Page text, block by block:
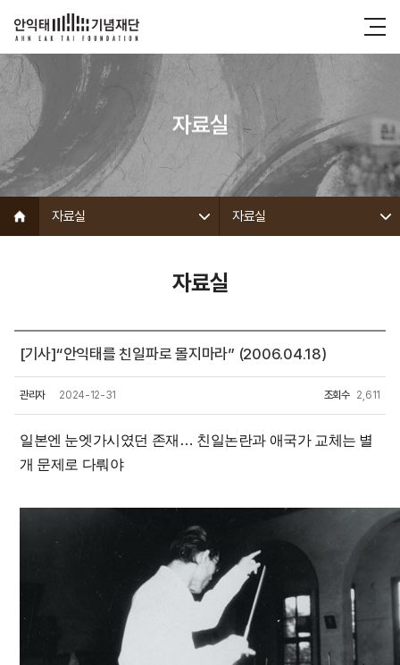
자료실
자료실 자료실
자료실
[기사]“안익태를 친일파로 몰지마라” (2006.04.18)
관리자 2024-12-31 조회수 2,611
일본엔 눈엣가시였던 존재… 친일논란과 애국가 교체는 별
개 문제로 다뤄야